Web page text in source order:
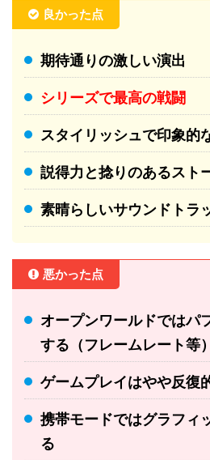
良かった点
期待通りの激しい演出
シリーズで最高の戦闘
スタイリッシュで印象的
説得力と捻りのあるスト
素晴らしいサウンドトラ
悪かった点
オープンワールドではパ
する（フレームレート等）
ゲームプレイはやや反復
携帯モードではグラフィ
る